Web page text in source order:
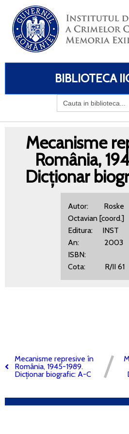
BIBLIOTECA
Search
for:
Mecanisme
România,
Dicționar
Autor: Roske
Octavian [coord.]
Editura: INST
An: 2003
ISBN:
Cota: R/II 61
Mecanisme represive în
România, 1945-1989.
Dicționar biografic: A-C